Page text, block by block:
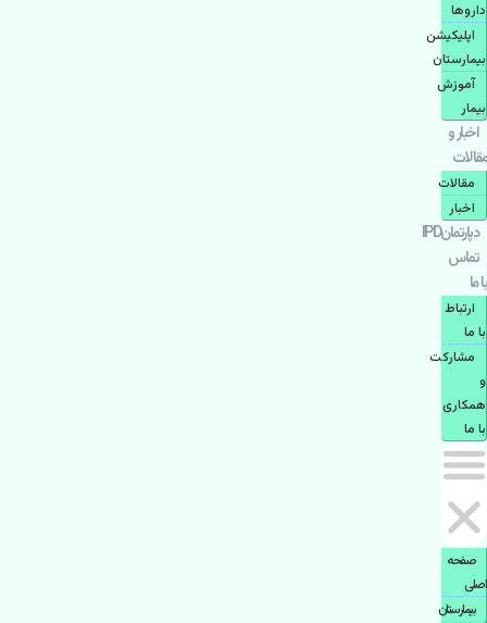
دارو‌ها
اپليكيشن
بيمارستان
آموزش
بیمار
اخبار و
مقالات
مقالات
اخبار
دپارتمانIPD
تماس
با ما
ارتباط
با ما
مشاركت
و
همكاری
با ما
صفحه
اصلی
بيمارستان